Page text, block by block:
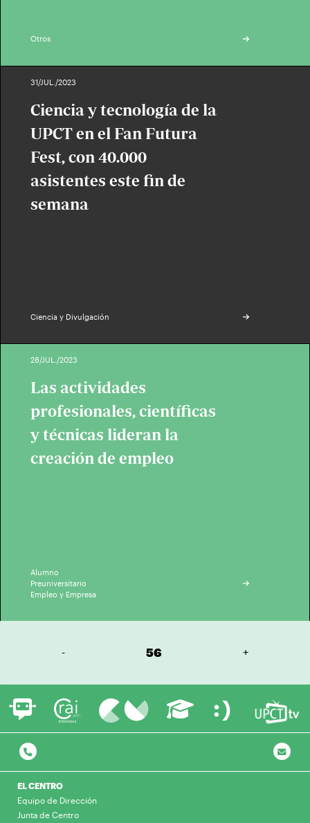
Otros
31/JUL./2023
Ciencia y tecnología de la
UPCT en el Fan Futura
Fest, con 40.000
asistentes este fin de
semana
Ciencia y Divulgación
28/JUL./2023
Las actividades
profesionales, científicas
y técnicas lideran la
creación de empleo
Alumno
Preuniversitario
Empleo y Empresa
- 56 +
EL CENTRO
Equipo de Dirección
Junta de Centro